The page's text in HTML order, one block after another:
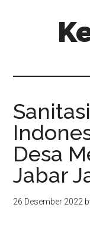
Desa
Jabar
26 Desember 2022